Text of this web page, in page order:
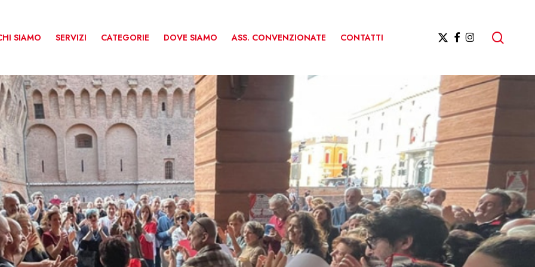
SIAMO SERVIZI CATEGORIE DOVE SIAMO ASS. CONVENZIONATE CONTATTI X-
TWITTER
FACEBOOK
INSTAGRAM